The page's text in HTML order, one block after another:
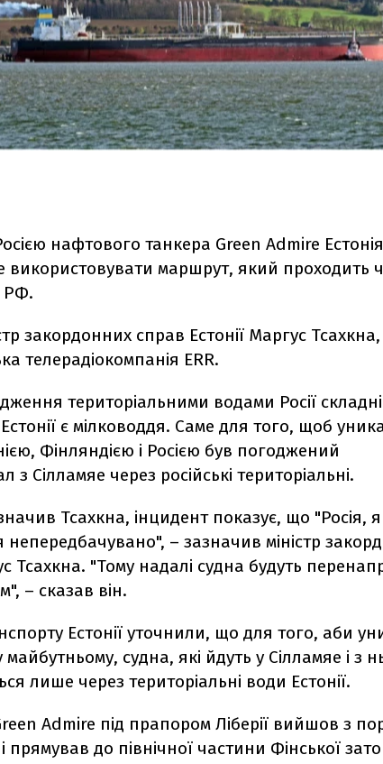
нафтового танкера Green Admire Естонія
використовувати маршрут, який проходить
РФ.
закордонних справ Естонії Маргус Тсахкна,
телерадіокомпанія ERR.
територіальними водами Росії
є мілководдя. Саме для того, щоб
Фінляндією і Росією був погоджений
Сілламяе через російські територіальні.
Тсахкна, інцидент показує, що "Росія,
непередбачувано", – зазначив міністр
Тсахкна. "Тому надалі судна будуть
– сказав він.
Естонії уточнили, що для того, аби
майбутньому, судна, які йдуть у Сілламяе і з
лише через територіальні води Естонії.
Admire під прапором Ліберії вийшов з
прямував до північної частини Фінської